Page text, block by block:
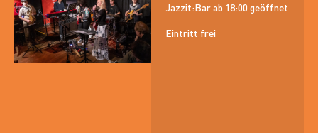
Jazzit:Bar ab 18:00 geöffnet
Eintritt frei